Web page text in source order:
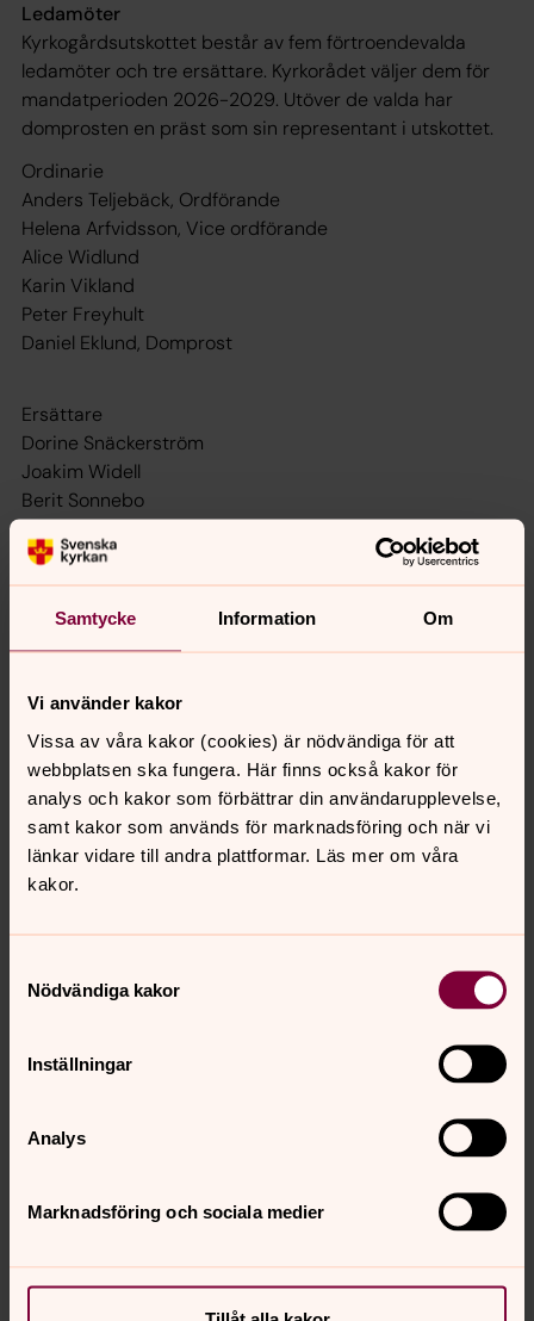
Samtycke Information Om
Vi använder kakor
Vissa av våra kakor (cookies) är nödvändiga för att
webbplatsen ska fungera. Här finns också kakor för
analys och kakor som förbättrar din användarupplevelse,
samt kakor som används för marknadsföring och när vi
länkar vidare till andra plattformar. Läs mer om våra
kakor.
Nödvändiga kakor
Inställningar
Analys
Marknadsföring och sociala medier
Ledamöter
Kyrkogårdsutskottet består av fem förtroendevalda
ledamöter och tre ersättare. Kyrkorådet väljer dem för
mandatperioden 2026-2029. Utöver de valda har
domprosten en präst som sin representant i utskottet.
Ordinarie
Anders Teljebäck, Ordförande
Helena Arfvidsson, Vice ordförande
Alice Widlund
Karin Vikland
Peter Freyhult
Daniel Eklund, Domprost
Ersättare
Dorine Snäckerström
Joakim Widell
Berit Sonnebo
Protokoll
Här kan du ladda ner protokoll från kyrkogårdsutskottets
Senast ändrad 5 februari 2026